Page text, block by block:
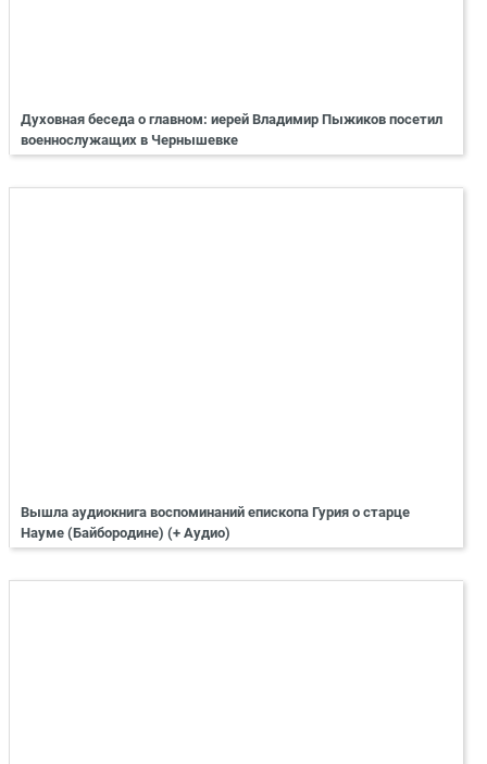
Духовная беседа о главном: иерей Владимир Пыжиков посетил
военнослужащих в Чернышевке
Вышла аудиокнига воспоминаний епископа Гурия о старце
Науме (Байбородине) (+ Аудио)